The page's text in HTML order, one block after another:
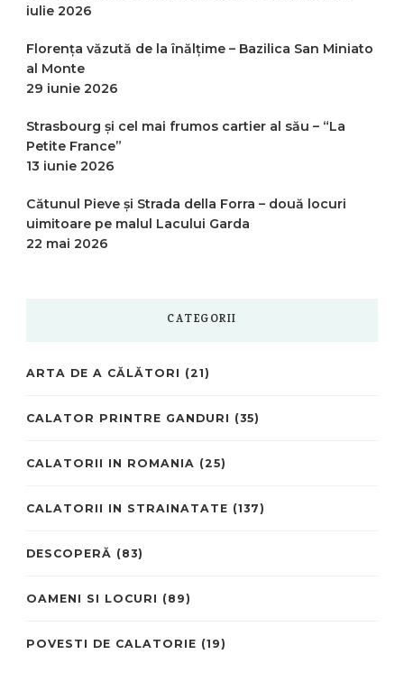
iulie 2026
Florența văzută de la înălțime – Bazilica San Miniato
al Monte
29 iunie 2026
Strasbourg și cel mai frumos cartier al său – “La
Petite France”
13 iunie 2026
Cătunul Pieve și Strada della Forra – două locuri
uimitoare pe malul Lacului Garda
22 mai 2026
CATEGORII
ARTA DE A CĂLĂTORI (21)
CALATOR PRINTRE GANDURI (35)
CALATORII IN ROMANIA (25)
CALATORII IN STRAINATATE (137)
DESCOPERĂ (83)
OAMENI SI LOCURI (89)
POVESTI DE CALATORIE (19)